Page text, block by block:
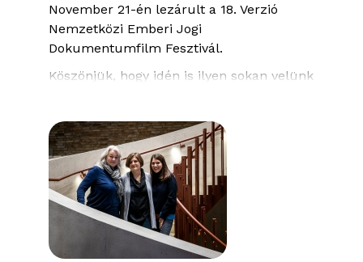
November 21-én lezárult a 18. Verzió
Nemzetközi Emberi Jogi
Dokumentumfilm Fesztivál.
Köszönjük, hogy idén is ilyen sokan velünk
... vetítéseken, beszélgetéseken és
szakmai programokon.